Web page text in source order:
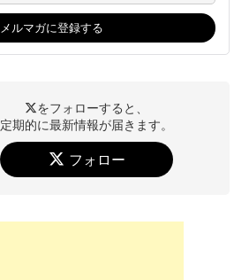
をフォローすると、
定期的に最新情報が届きます。
フォロー